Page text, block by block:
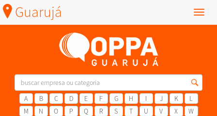
Menu
Guarujá
A B C D E F G H I J K
L
M
N O P Q R S T U V X
W